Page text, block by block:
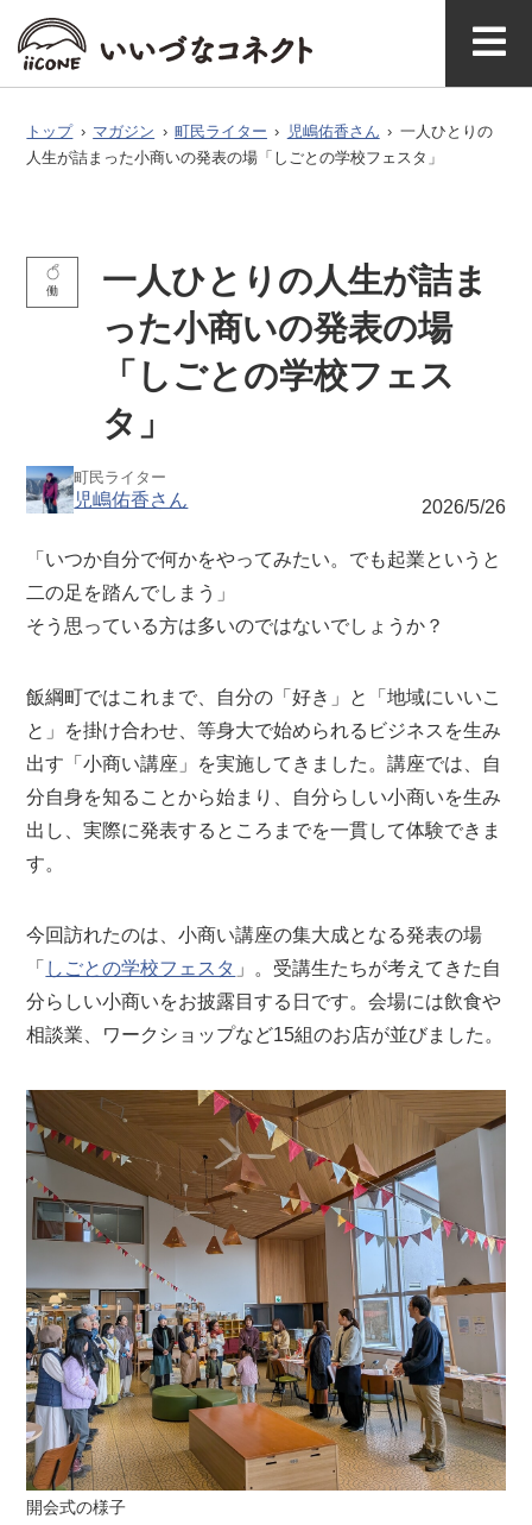
マガジ
ン公式
アク
セス
いいづなコネ
クトとは
ト
ジ
ン
トップ › マガジン › 町民ライター › 児嶋佑香さん › 一人ひとりの
人生が詰まった小商いの発表の場「しごとの学校フェスタ」
働
一人ひとりの人生が詰ま
った小商いの発表の場
「しごとの学校フェス
タ」
町民ライター
児嶋佑香さん 2026/5/26
「いつか自分で何かをやってみたい。でも起業というと
二の足を踏んでしまう」
そう思っている方は多いのではないでしょうか？
飯綱町ではこれまで、自分の「好き」と「地域にいいこ
と」を掛け合わせ、等身大で始められるビジネスを生み
出す「小商い講座」を実施してきました。講座では、自
分自身を知ることから始まり、自分らしい小商いを生み
出し、実際に発表するところまでを一貫して体験できま
す。
今回訪れたのは、小商い講座の集大成となる発表の場
「 しごとの学校フェスタ 」。受講生たちが考えてきた自
分らしい小商いをお披露目する日です。会場には飲食や
相談業、ワークショップなど15組のお店が並びました。
開会式の様子